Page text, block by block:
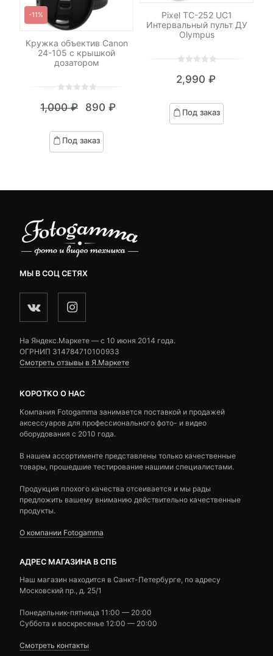
-11%
Кружка объектив Canon
24-105 c крышкой
дозатором
out
based
on
1,000₽
Первоначальная
цена
составляла
890 ₽
Текущая
цена:
890 ₽.
Под заказ
Pixel TC-252 UC1
Интервальный пульт ДУ
Olympus
out
based
on
2,990 ₽
Под заказ
МЫ В СОЦ СЕТЯХ
На Яндекс.Маркете — c 10 июня 2014 года.
ОГРНИП 314784710100933
Смотреть отзывы в Я.Маркете
КОРОТКО О НАС
Компания Fotogamma занимается поставкой и продажей
аксессуаров для профессионального фото- и видео
оборудования с 2010 года.
В нашем ассортименте представлены только качественные
товары, прошедшие тестирование нашими специалистами.
Продукция плохого качества отсеивается и мы рады
предложить вашему вниманию действительно качественные
продукты.
О компании Fotogamma
АДРЕС МАГАЗИНА В СПБ
Наш магазин находится в Санкт-Петербурге, по адресу
Московский пр., д. 25/1
Понедельник-пятница 11:00 — 20:00
Суббота и воскресенье 12:00 — 20:00
Смотреть контакты